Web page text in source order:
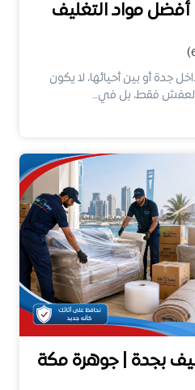
مواد التغليف
جدة أو بين أحيائها، لا يكون
فقط، بل في…
بجدة | جوهرة مكة